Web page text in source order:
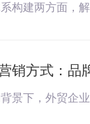
构建两方面，
销方式：
景下，外贸企